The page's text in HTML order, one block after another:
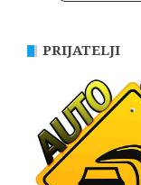
PRIJATELJI